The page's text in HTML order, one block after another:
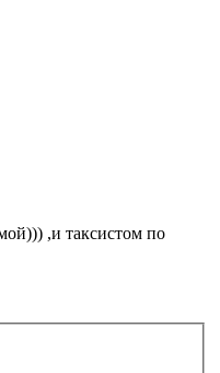
,и таксистом по